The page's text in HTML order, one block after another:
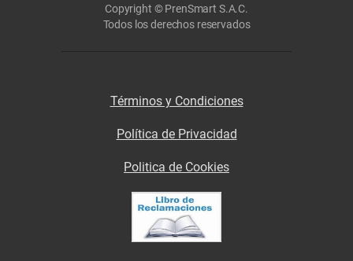
Copyright © PrenSmart S.A.C.
Todos los derechos reservados
Términos y Condiciones
Política de Privacidad
Politica de Cookies